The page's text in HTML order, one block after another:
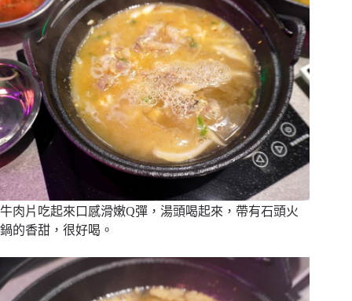
牛肉片吃起來口感滑嫩Q彈，湯頭喝起來，帶有石頭火
鍋的香甜，很好喝。